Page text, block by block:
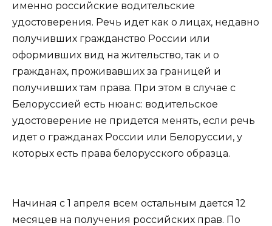
именно российские водительские
удостоверения. Речь идет как о лицах, недавно
получивших гражданство России или
оформивших вид на жительство, так и о
гражданах, проживавших за границей и
получивших там права. При этом в случае с
Белоруссией есть нюанс: водительское
удостоверение не придется менять, если речь
идет о гражданах России или Белоруссии, у
которых есть права белорусского образца.
Начиная с 1 апреля всем остальным дается 12
месяцев на получения российских прав. По